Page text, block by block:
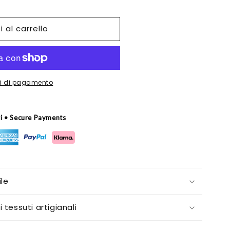
al carrello
di pagamento
• Secure Payments
tessuti artigianali